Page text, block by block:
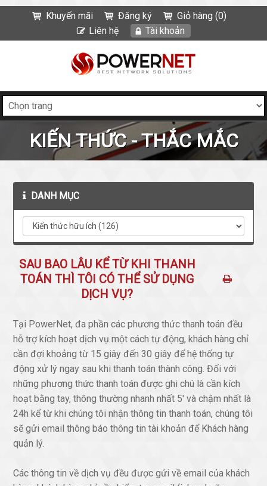
Khuyến mãi Đăng ký
Giỏ hàng (0)
Liên hệ
Tài khoản
KIẾN THỨC - THẮC MẮC
DANH MỤC
SAU BAO LÂU KỂ TỪ KHI THANH
TOÁN THÌ TÔI CÓ THỂ SỬ DỤNG
DỊCH VỤ?
Tại PowerNet, đa phần các phương thức thanh toán đều
hỗ trợ kích hoạt dịch vụ một cách tự động, khách hàng chỉ
cần đợi khoảng từ 15 giây đến 30 giây để hệ thống tự
động xử lý ngay sau khi thanh toán thành công. Đối với
những phương thức thanh toán được ghi chú là cần kích
hoạt bằng tay, thông thường nhanh nhất 5' và chậm nhất là
24h kể từ khi chúng tôi nhận thông tin thanh toán, chúng tôi
sẽ gửi email thông báo thông tin tài khoản để Khách hàng
quản lý.
Các thông tin về dịch vụ đều được gửi về email của khách